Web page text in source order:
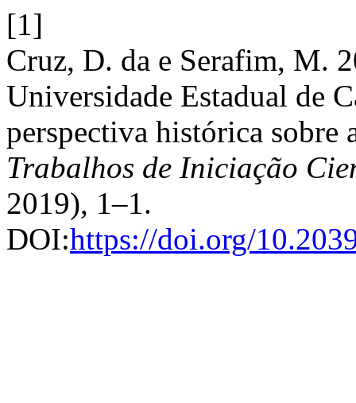
[1]
Cruz, D. da e Serafim, M.
Universidade Estadual de
perspectiva histórica sobre
Trabalhos de Iniciação
2019), 1–1.
DOI:https://doi.org/